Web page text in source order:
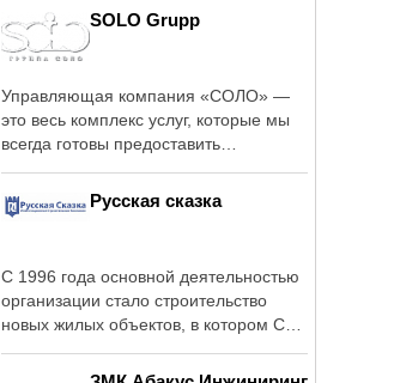
SOLO Grupp
Управляющая компания «СОЛО» —
это весь комплекс услуг, которые мы
всегда готовы предоставить
Русская сказка
C 1996 года основной деятельностью
организации стало строительство
новых жилых объектов, в котором СК